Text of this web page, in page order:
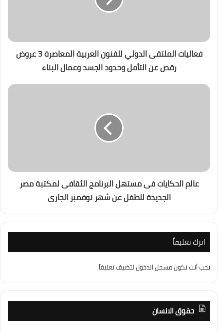
فعاليات الملتقى الدولي للفنون العربية المعاصرة 3 عروض
رقص عن التأمل وحدود الجسد وعمال البناء
عالم الحكايات فى مستهل البرنامج الثقافى لمكتبة مصر
الجديدة للطفل عن شهر نوفمبر الجارى
اترك تعليقاً
يجب أنت تكونمسجل الدخوللتضيف تعليقاً.
حقوق الانسان